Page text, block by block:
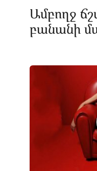
Ամբողջ
բանանի